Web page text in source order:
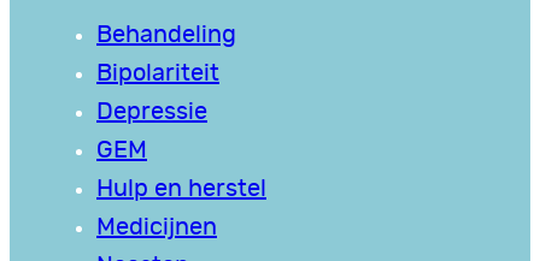
Behandeling
Bipolariteit
Depressie
GEM
Hulp en herstel
Medicijnen